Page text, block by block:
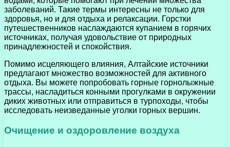
заболеваний. Такие термы интересны не только для
здоровья, но и для отдыха и релаксации. Горстки
путешественников наслаждаются купанием в горячих
источниках, получая удовольствие от природных
принадлежностей и спокойствия.
Помимо исцеляющего влияния, Алтайские источники
предлагают множество возможностей для активного
отдыха. Вы можете попробовать горные горнолыжные
трассы, насладиться конными прогулками в окружении
диких животных или отправиться в турпоходы, чтобы
исследовать неизведанные уголки горных вершин.
Очищение и оздоровление воздуха